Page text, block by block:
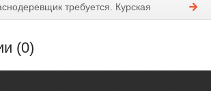
требуется. Курская
(0)